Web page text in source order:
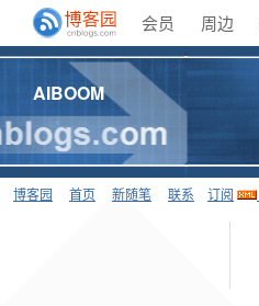
会员 周边
AIBOOM
博客园 首页 新随笔 联系 订阅